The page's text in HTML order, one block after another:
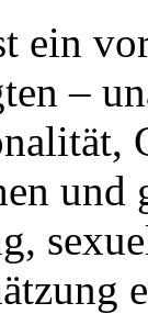
ein
–
und